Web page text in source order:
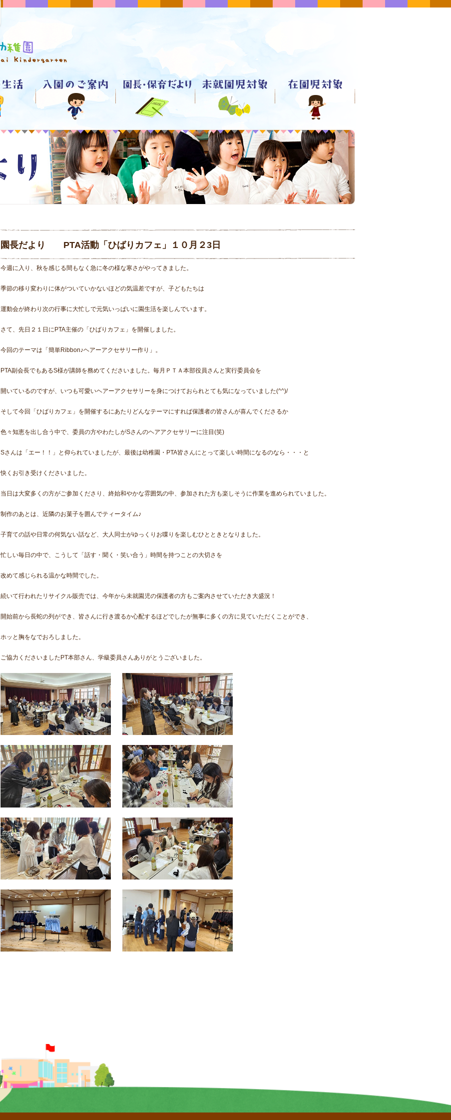
園長だより PTA活動「ひばりカフェ」１０月２3日
今週に入り、秋を感じる間もなく急に冬の様な寒さがやってきました。
季節の移り変わりに体がついていかないほどの気温差ですが、子どもたちは
運動会が終わり次の行事に大忙しで元気いっぱいに園生活を楽しんでいます。
さて、先日２１日にPTA主催の「ひばりカフェ」を開催しました。
今回のテーマは「簡単Ribbon♪ヘアーアクセサリー作り」。
PTA副会長でもあるS様が講師を務めてくださいました。毎月ＰＴＡ本部役員さんと実行委員会を
開いているのですが、いつも可愛いヘアーアクセサリーを身につけておられとても気になっていました(^^)/
そして今回「ひばりカフェ」を開催するにあたりどんなテーマにすれば保護者の皆さんが喜んでくださるか
色々知恵を出し合う中で、委員の方やわたしがSさんのヘアアクセサリーに注目(笑)
Sさんは「エー！！」と仰られていましたが、最後は幼稚園・PTA皆さんにとって楽しい時間になるのなら・・・と
快くお引き受けくださいました。
当日は大変多くの方がご参加くださり、終始和やかな雰囲気の中、参加された方も楽しそうに作業を進められていました。
制作のあとは、近隣のお菓子を囲んでティータイム♪
子育ての話や日常の何気ない話など、大人同士がゆっくりお喋りを楽しむひとときとなりました。
忙しい毎日の中で、こうして「話す・聞く・笑い合う」時間を持つことの大切さを
改めて感じられる温かな時間でした。
続いて行われたリサイクル販売では、今年から未就園児の保護者の方もご案内させていただき大盛況！
開始前から長蛇の列ができ、皆さんに行き渡るか心配するほどでしたが無事に多くの方に見ていただくことができ、
ホッと胸をなでおろしました。
ご協力くださいましたPT本部さん、学級委員さんありがとうございました。